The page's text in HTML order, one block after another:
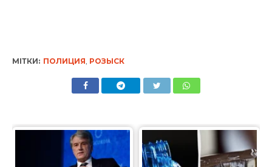
МІТКИ: ПОЛИЦИЯ РОЗЫСК